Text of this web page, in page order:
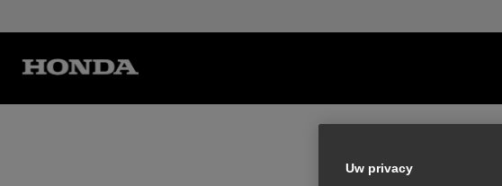
Uw privacy